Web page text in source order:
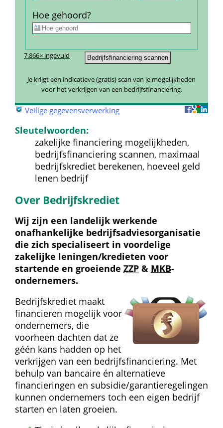
7.866× ingevuld
Je krijgt een indicatieve (gratis) scan van je mogelijkheden
voor het verkrijgen van een bedrijfsfinanciering.
Hoe gehoord?
Veilige gegevensverwerking
Sleutelwoorden:
zakelijke financiering mogelijkheden,
bedrijfsfinanciering scannen, maximaal
bedrijfskrediet berekenen, hoeveel geld
lenen bedrijf
Over Bedrijfskrediet
Wij zijn een landelijk werkende
onafhankelijke bedrijfs­advies­organisatie
die zich specialiseert in voordelige
zakelijke leningen/kredieten voor
startende en groeiende ZZP & MKB-
ondernemers.
Bedrijfskrediet maakt
financieren mogelijk voor
ondernemers, die
voorheen dachten dat ze
géén kans hadden op het
verkrijgen van een bedrijfs­financiering. Met
behulp van bancaire én alternatieve
financieringen en subsidie/garantie­regelingen
kunnen ondernemers toch een eigen bedrijf
starten en laten groeien.